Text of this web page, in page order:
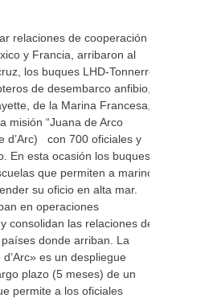
relaciones de cooperación
y Francia, arribaron al
los buques LHD-Tonnerre,
de desembarco anfibio, y
de la Marina Francesa,
misión “Juana de Arco
d’Arc) con 700 oficiales y
En esta ocasión los buques
que permiten a marinos
su oficio en alta mar.
en operaciones
consolidan las relaciones de
donde arriban. La
es un despliegue
plazo (5 meses) de un
permite a los oficiales